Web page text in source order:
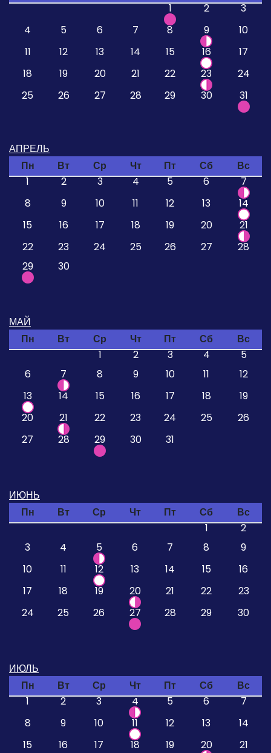
1
2
3
4
5 6 7 8 9
10
11
12 13 14 15 16
17
18
19 20 21 22 23
24
25
26 27 28 29 30 31
АПРЕЛЬ
Пн
Вт Ср Чт Пт Сб
Вс
1
2 3 4 5 6
7
8
9 10 11 12 13
14
15
16 17 18 19 20
21
22
23 24 25 26 27
28
29
30
МАЙ
Пн
Вт Ср Чт Пт Сб
Вс
1
2 3 4
5
6
7 8 9 10 11
12
13
14 15 16 17 18
19
20
21 22 23 24 25
26
27
28 29 30 31
ИЮНЬ
Пн
Вт Ср Чт Пт Сб
Вс
1
2
3
4 5 6 7 8
9
10
11 12 13 14 15
16
17
18 19 20 21 22
23
24
25 26 27 28 29 30
ИЮЛЬ
Пн
Вт Ср Чт Пт Сб
Вс
1
2 3 4 5 6
7
8
9 10 11 12 13
14
15
16 17 18 19 20 21